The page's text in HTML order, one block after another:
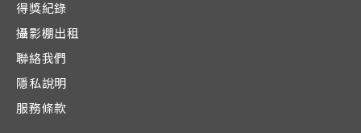
得獎紀錄
攝影棚出租
聯絡我們
隱私說明
服務條款